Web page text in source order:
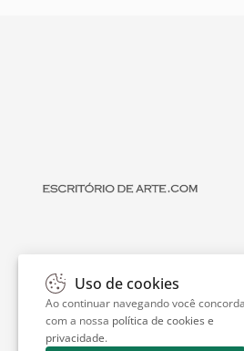
O Escritório de Arte é um portal
obras de arte de artistas
individuais ou de espólios,
Uso de cookies
Ao continuar navegando você concorda
com a nossa política de cookies e
privacidade.